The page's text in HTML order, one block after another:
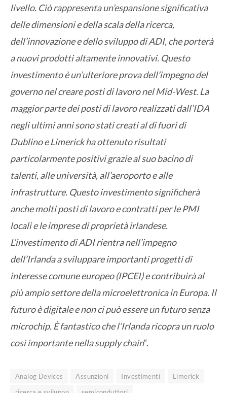
livello. Ciò rappresenta un’espansione significativa
delle dimensioni e della scala della ricerca,
dell’innovazione e dello sviluppo di ADI, che porterà
a nuovi prodotti altamente innovativi. Questo
investimento è un’ulteriore prova dell’impegno del
governo nel creare posti di lavoro nel Mid-West. La
maggior parte dei posti di lavoro realizzati dall’IDA
negli ultimi anni sono stati creati al di fuori di
Dublino e Limerick ha ottenuto risultati
particolarmente positivi grazie al suo bacino di
talenti, alle università, all’aeroporto e alle
infrastrutture. Questo investimento significherà
anche molti posti di lavoro e contratti per le PMI
locali e le imprese di proprietà irlandese.
L’investimento di ADI rientra nell’impegno
dell’Irlanda a sviluppare importanti progetti di
interesse comune europeo (IPCEI) e contribuirà al
più ampio settore della microelettronica in Europa. Il
futuro è digitale e non ci può essere un futuro senza
microchip. È fantastico che l’Irlanda ricopra un ruolo
così importante nella supply chain“.
Analog Devices Assunzioni Investimenti
Limerick